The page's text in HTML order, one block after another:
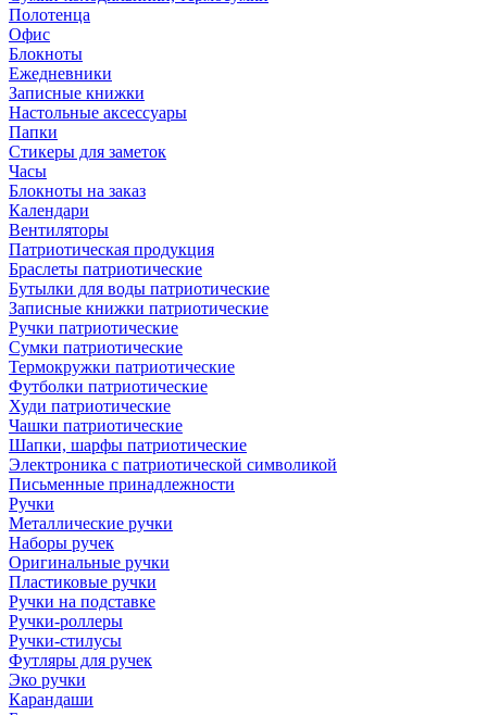
Полотенца
Офис
Блокноты
Ежедневники
Записные книжки
Настольные аксессуары
Папки
Стикеры для заметок
Часы
Блокноты на заказ
Календари
Вентиляторы
Патриотическая продукция
Браслеты патриотические
Бутылки для воды патриотические
Записные книжки патриотические
Ручки патриотические
Сумки патриотические
Термокружки патриотические
Футболки патриотические
Худи патриотические
Чашки патриотические
Шапки, шарфы патриотические
Электроника с патриотической символикой
Письменные принадлежности
Ручки
Металлические ручки
Наборы ручек
Оригинальные ручки
Пластиковые ручки
Ручки на подставке
Ручки-роллеры
Ручки-стилусы
Футляры для ручек
Эко ручки
Карандаши